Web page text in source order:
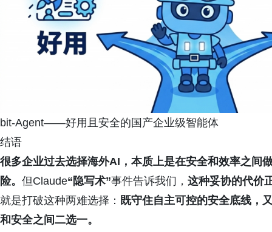
bit-Agent——好用且安全的国产企业级智能体
结语
很多企业过去选择海外AI，本质上是在安全和效率之间
险。 但Claude“隐写术”事件告诉我们， 这种妥协的代价
就是打破这种两难选择： 既守住自主可控的安全底线，
和安全之间二选一。